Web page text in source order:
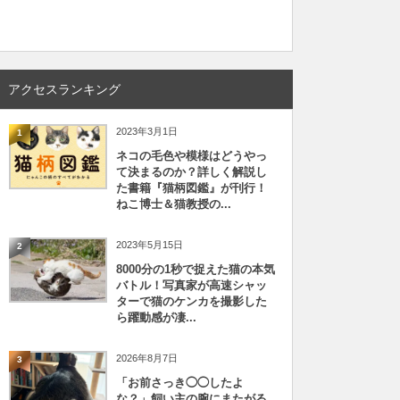
アクセスランキング
1 2023年3月1日
ネコの毛色や模様はどうやっ
て決まるのか？詳しく解説し
た書籍『猫柄図鑑』が刊行！
ねこ博士＆猫教授の...
2 2023年5月15日
8000分の1秒で捉えた猫の本気
バトル！写真家が高速シャッ
ターで猫のケンカを撮影した
ら躍動感が凄...
3 2026年8月7日
「お前さっき◯◯したよ